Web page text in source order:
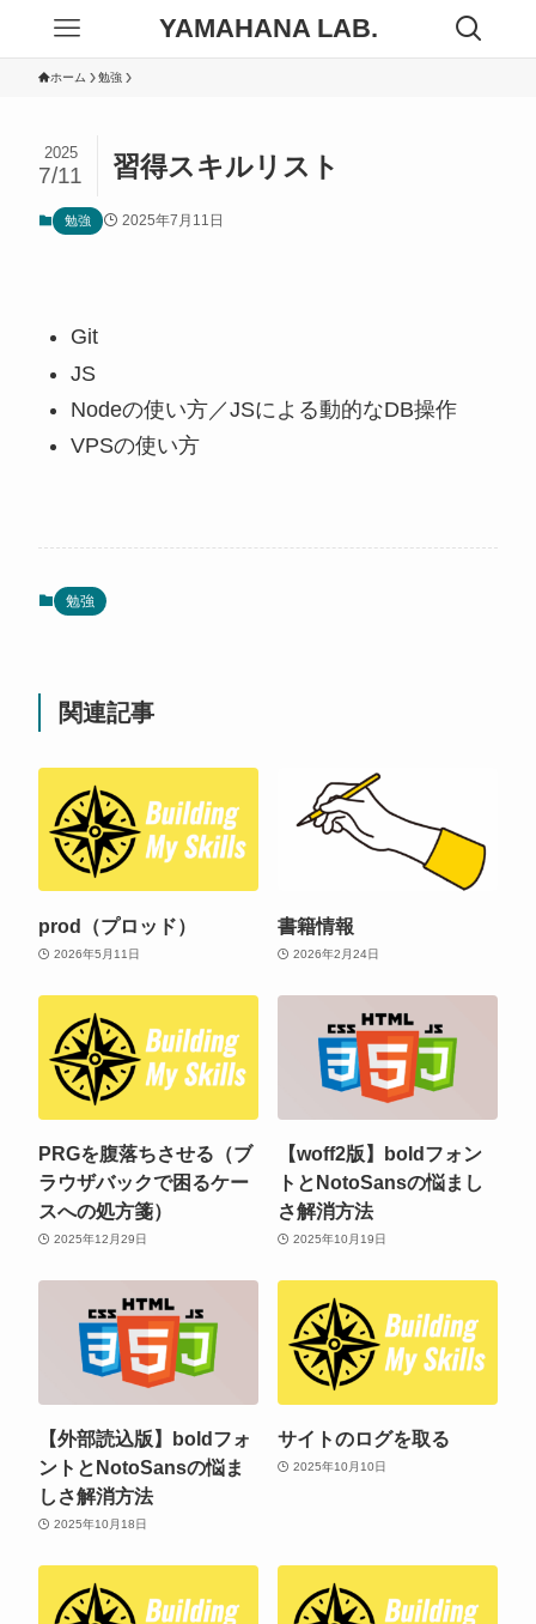
YAMAHANA LAB.
ホーム 勉強
習得スキルリスト
2025
7/11
勉強 2025年7月11日
Git
JS
Nodeの使い方／JSによる動的なDB操作
VPSの使い方
勉強
関連記事
prod（プロッド）
2026年5月11日
書籍情報
2026年2月24日
PRGを腹落ちさせる（ブ
ラウザバックで困るケー
スへの処方箋）
2025年12月29日
【woff2版】boldフォン
トとNotoSansの悩まし
さ解消方法
2025年10月19日
【外部読込版】boldフォ
ントとNotoSansの悩ま
しさ解消方法
2025年10月18日
サイトのログを取る
2025年10月10日